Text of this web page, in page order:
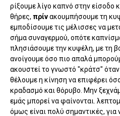
ρίξουμε λίγο καπνό στην είσοδο
θήρες, πρίνακουμπήσουμε τη
εμποδίσουμε τις μέλισσες να
σήμα συναγερμού, οπότε
πλησιάσουμε την κυψέλη, με τη
ανοίγουμε όσο πιο απαλά
ακουστεί το γνωστό "κράτσ"
θέλουμε η κίνηση να επιφέρει
κραδασμό και θόρυβο. Μην
εμάς μπορεί να φαίνονται.
όμως είναι πολύ σημαντικές, για